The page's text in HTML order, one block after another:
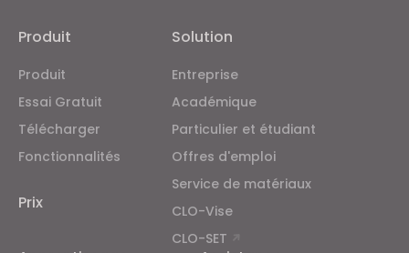
Produit
Produit
Essai Gratuit
Télécharger
Fonctionnalités
Prix
Solution
Entreprise
Académique
Particulier et étudiant
Offres d'emploi
Service de matériaux
CLO-Vise
CLO-SET